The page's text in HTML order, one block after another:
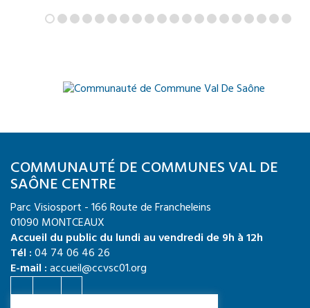
COMMUNAUTÉ DE COMMUNES VAL DE
SAÔNE CENTRE
Parc Visiosport - 166 Route de Francheleins
01090 MONTCEAUX
Accueil du public du lundi au vendredi de 9h à 12h
Tél :04 74 06 46 26
E-mail :accueil@ccvsc01.org